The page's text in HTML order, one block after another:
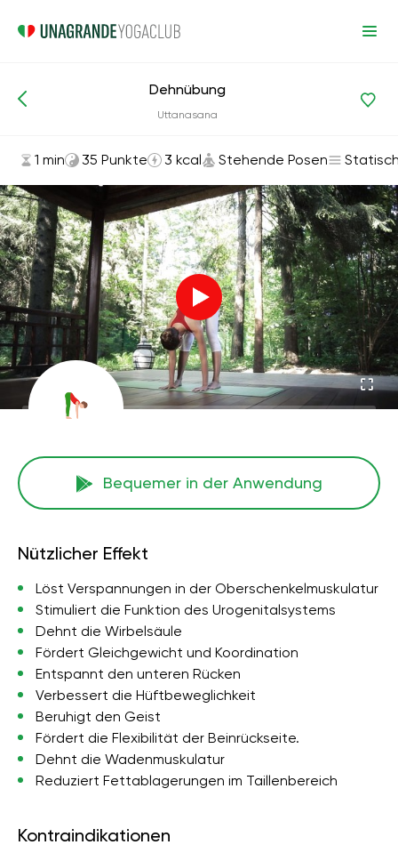
Asanas und Übungen
Dehnübung
Uttanasana
1 min 35 Punkte 3 kcal Stehende Posen
Bequemer in der Anwendung
Nützlicher Effekt
Löst Verspannungen in der Oberschenkelmuskulatur
Stimuliert die Funktion des Urogenitalsystems
Dehnt die Wirbelsäule
Fördert Gleichgewicht und Koordination
Entspannt den unteren Rücken
Verbessert die Hüftbeweglichkeit
Beruhigt den Geist
Fördert die Flexibilität der Beinrückseite.
Dehnt die Wadenmuskulatur
Reduziert Fettablagerungen im Taillenbereich
Kontraindikationen